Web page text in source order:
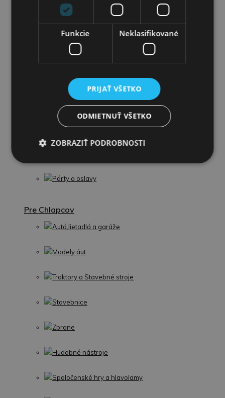
Detské knihy
Omaľovánky
Interaktívne zvieratká
Stavebnice
Párty a oslavy
Pre Chlapcov
Autá,lietadlá a garáže
Modely áut
Traktory a Stavebné stroje
Stavebnice
Zbrane
Hudobné nástroje
Spoločenské hry a hlavolamy
Funkcie Neklasifikované
PRIJAŤ VŠETKO
ODMIETNUŤ VŠETKO
ZOBRAZIŤ PODROBNOSTI